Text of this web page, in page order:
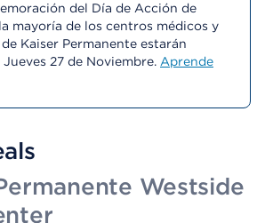
del Día de Acción de
mayoría de los centros médicos y
Kaiser Permanente estarán
27 de Noviembre. Aprende
Westside